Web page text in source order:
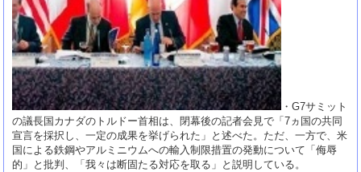
・G7サミット
の議長国カナダのトルドー首相は、閉幕後の記者会見で「7ヵ国の共同
宣言を採択し、一定の成果を挙げられた」と述べた。ただ、一方で、米
国による鉄鋼やアルミニウムへの輸入制限措置の発動について「侮辱
的」と批判、「我々は断固たる対応を取る」と説明している。